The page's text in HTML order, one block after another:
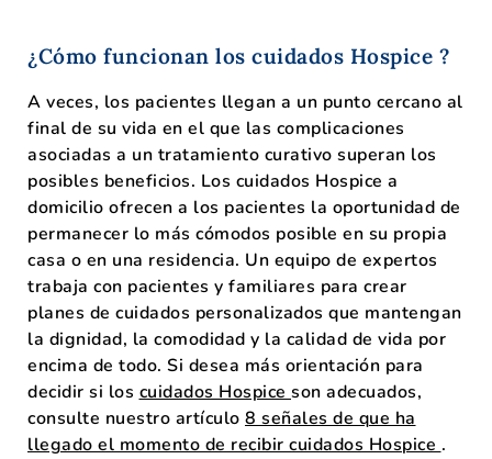
¿Cómo funcionan los cuidados Hospice ?
A veces, los pacientes llegan a un punto cercano al
final de su vida en el que las complicaciones
asociadas a un tratamiento curativo superan los
posibles beneficios. Los cuidados Hospice a
domicilio ofrecen a los pacientes la oportunidad de
permanecer lo más cómodos posible en su propia
casa o en una residencia. Un equipo de expertos
trabaja con pacientes y familiares para crear
planes de cuidados personalizados que mantengan
la dignidad, la comodidad y la calidad de vida por
encima de todo. Si desea más orientación para
decidir si los cuidados Hospice son adecuados,
consulte nuestro artículo 8 señales de que ha
llegado el momento de recibir cuidados Hospice .